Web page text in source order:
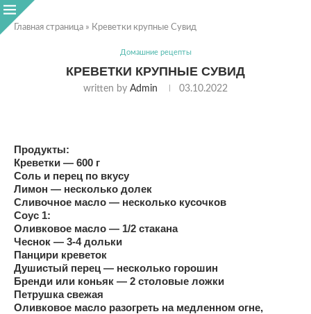
Главная страница » Креветки крупные Сувид
Домашние рецепты
КРЕВЕТКИ КРУПНЫЕ СУВИД
written by Admin 03.10.2022
Продукты:
Креветки — 600 г
Соль и перец по вкусу
Лимон — несколько долек
Сливочное масло — несколько кусочков
Соус 1:
Оливковое масло — 1/2 стакана
Чеснок — 3-4 дольки
Панцири креветок
Душистый перец — несколько горошин
Бренди или коньяк — 2 столовые ложки
Петрушка свежая
Оливковое масло разогреть на медленном огне,